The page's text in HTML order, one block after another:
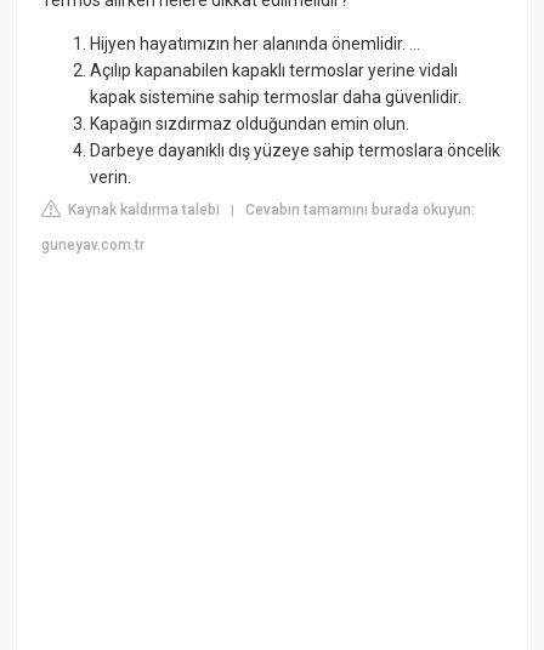
Hijyen hayatımızın her alanında önemlidir. ...
Açılıp kapanabilen kapaklı termoslar yerine vidalı
kapak sistemine sahip termoslar daha güvenlidir.
Kapağın sızdırmaz olduğundan emin olun.
Darbeye dayanıklı dış yüzeye sahip termoslara öncelik
verin.
Kaynak kaldırma talebi |Cevabın tamamını burada okuyun:
guneyav.com.tr